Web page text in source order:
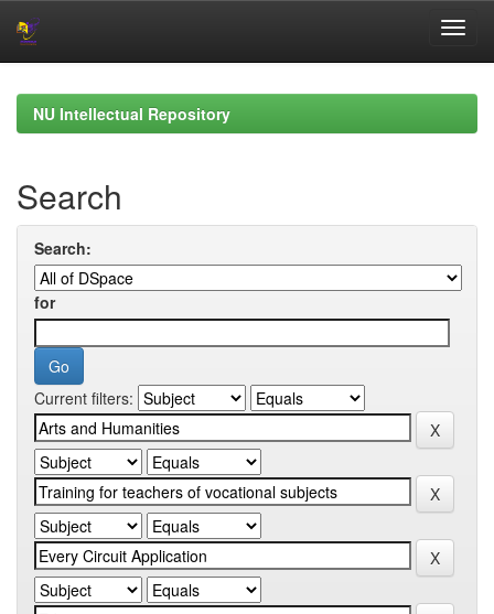
navigationNU Intellectual Repository
Search
Search:
for
Current filters: